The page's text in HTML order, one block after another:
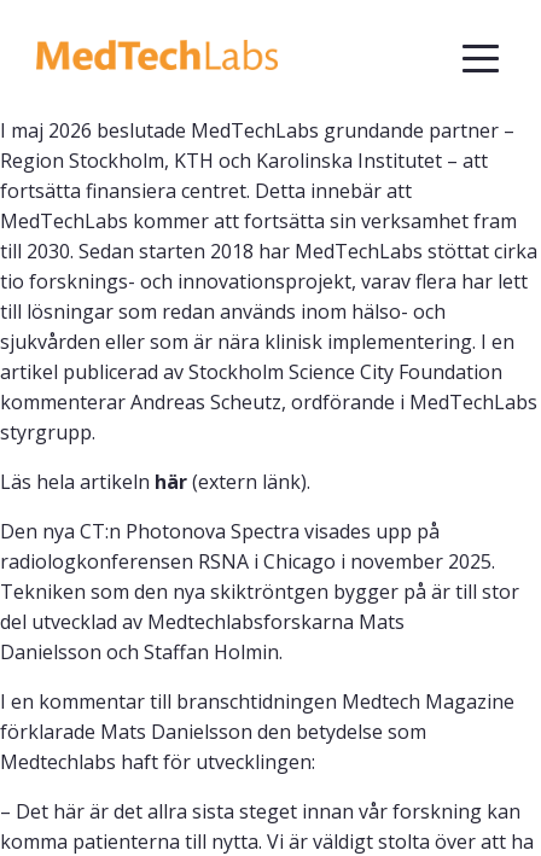
I maj 2026 beslutade MedTechLabs grundande partner –
Region Stockholm, KTH och Karolinska Institutet – att
fortsätta finansiera centret. Detta innebär att
MedTechLabs kommer att fortsätta sin verksamhet fram
till 2030. Sedan starten 2018 har MedTechLabs stöttat cirka
tio forsknings- och innovationsprojekt, varav flera har lett
till lösningar som redan används inom hälso- och
sjukvården eller som är nära klinisk implementering. I en
artikel publicerad av Stockholm Science City Foundation
kommenterar Andreas Scheutz, ordförande i MedTechLabs
styrgrupp.
Läs hela artikeln här(extern länk).
Den nya CT:n Photonova Spectra visades upp på
radiologkonferensen RSNA i Chicago i november 2025.
Tekniken som den nya skiktröntgen bygger på är till stor
del utvecklad av Medtechlabsforskarna Mats
Danielsson och Staffan Holmin.
I en kommentar till branschtidningen Medtech Magazine
förklarade Mats Danielsson den betydelse som
Medtechlabs haft för utvecklingen:
– Det här är det allra sista steget innan vår forskning kan
komma patienterna till nytta. Vi är väldigt stolta över att ha